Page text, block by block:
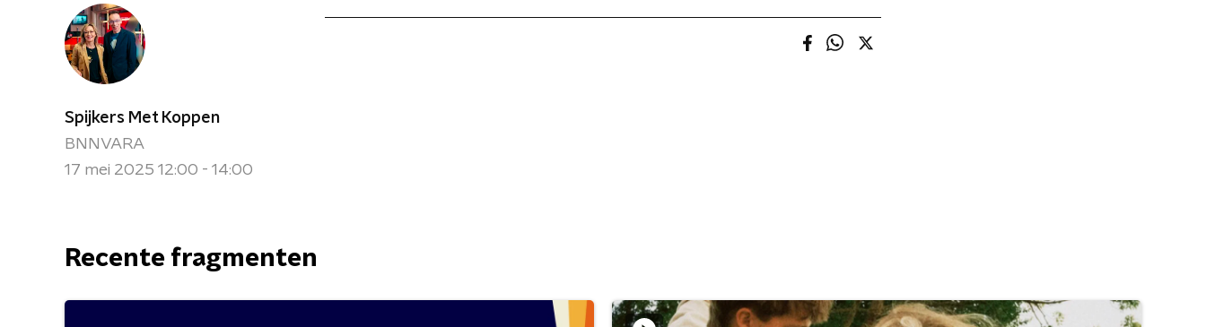
Spijkers Met Koppen
BNNVARA
17 mei 2025 12:00 - 14:00
Recente fragmenten